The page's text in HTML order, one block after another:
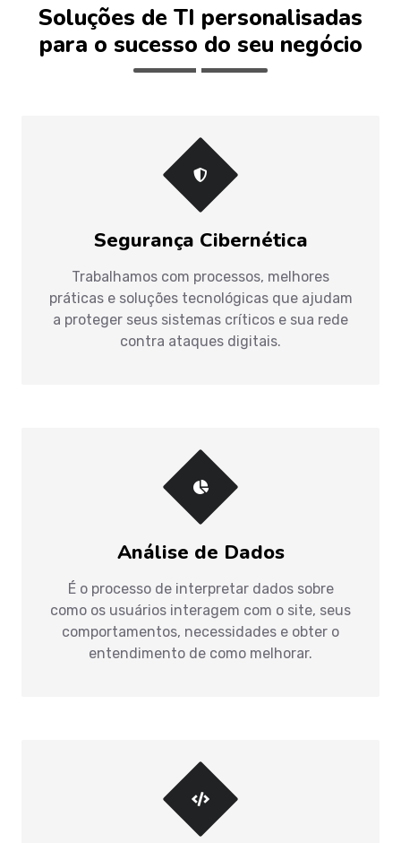
Soluções de TI personalisadas
para o sucesso do seu negócio
Segurança Cibernética
Trabalhamos com processos, melhores
práticas e soluções tecnológicas que ajudam
a proteger seus sistemas críticos e sua rede
contra ataques digitais.
Análise de Dados
É o processo de interpretar dados sobre
como os usuários interagem com o site, seus
comportamentos, necessidades e obter o
entendimento de como melhorar.